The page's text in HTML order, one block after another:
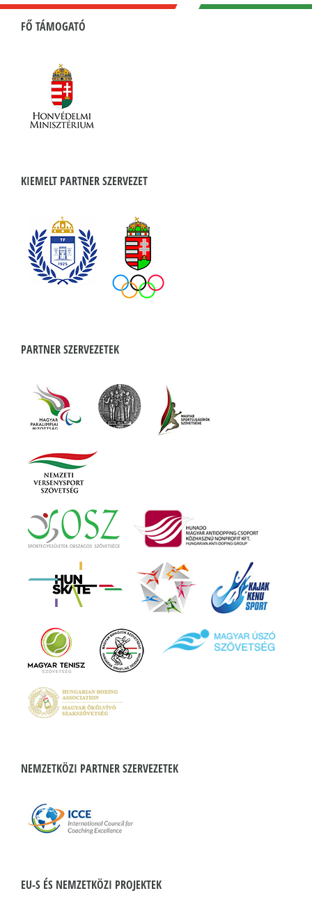
FŐ TÁMOGATÓ
KIEMELT PARTNER SZERVEZET
PARTNER SZERVEZETEK
NEMZETKÖZI PARTNER SZERVEZETEK
EU-S ÉS NEMZETKÖZI PROJEKTEK